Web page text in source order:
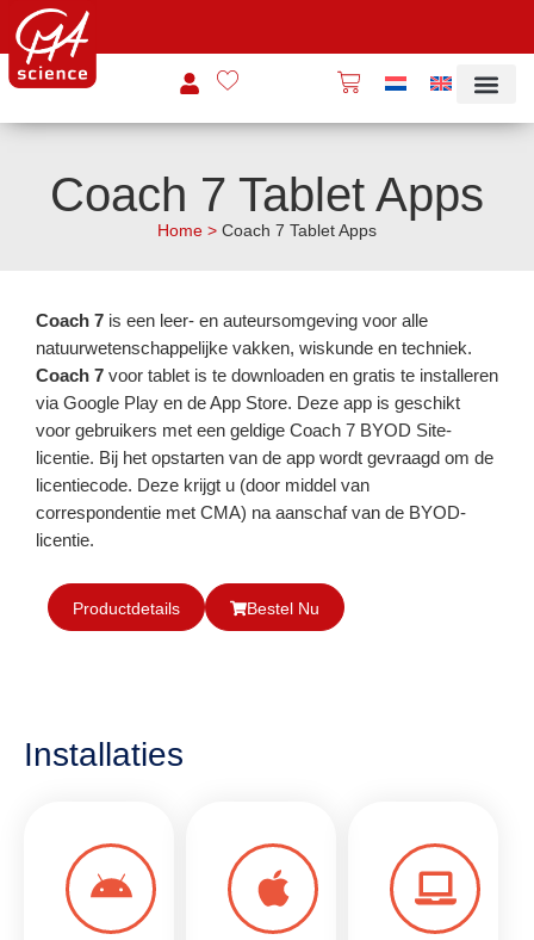
Coach 7 Tablet Apps
Home > Coach 7 Tablet Apps
Coach 7 is een leer- en auteursomgeving voor alle
natuurwetenschappelijke vakken, wiskunde en techniek.
Coach 7 voor tablet is te downloaden en gratis te installeren
via Google Play en de App Store. Deze app is geschikt
voor gebruikers met een geldige Coach 7 BYOD Site-
licentie. Bij het opstarten van de app wordt gevraagd om de
licentiecode. Deze krijgt u (door middel van
correspondentie met CMA) na aanschaf van de BYOD-
licentie.
Productdetails Bestel Nu
Installaties